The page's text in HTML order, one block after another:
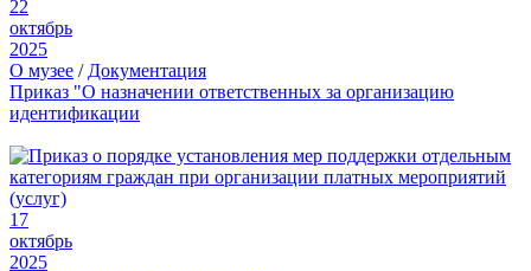
22
октябрь
2025
О музее / Документация
Приказ "О назначении ответственных за организацию
идентификации
17
октябрь
2025